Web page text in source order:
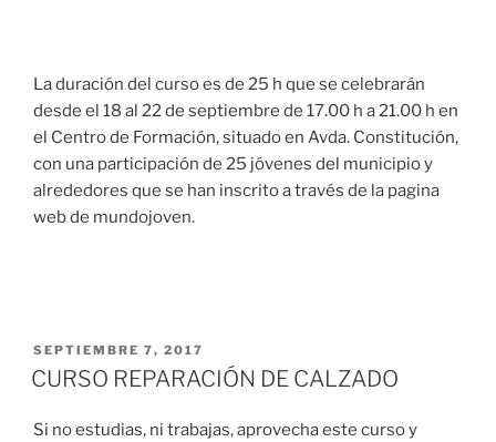
La duración del curso es de 25 h que se celebrarán
desde el 18 al 22 de septiembre de 17.00 h a 21.00 h en
el Centro de Formación, situado en Avda. Constitución,
con una participación de 25 jóvenes del municipio y
alrededores que se han inscrito a través de la pagina
web de mundojoven.
SEPTIEMBRE 7, 2017
CURSO REPARACIÓN DE CALZADO
Si no estudias, ni trabajas, aprovecha este curso y